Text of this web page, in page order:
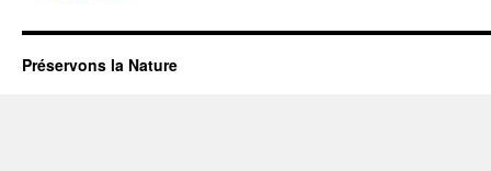
Préservons la Nature